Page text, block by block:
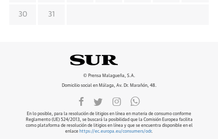
30 31
© Prensa Malagueña, S.A.
Domicilio social en Málaga, Av. Dr. Marañón, 48.
En lo posible, para la resolución de litigios en línea en materia de consumo conforme
Reglamento (UE) 524/2013, se buscará la posibilidad que la Comisión Europea facilita
como plataforma de resolución de litigios en línea y que se encuentra disponible en el
enlace https://ec.europa.eu/consumers/odr.